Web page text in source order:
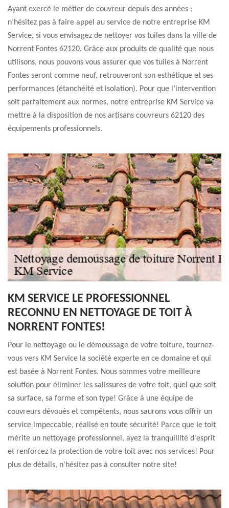
Ayant exercé le métier de couvreur depuis des années ;
n’hésitez pas à faire appel au service de notre entreprise KM
Service, si vous envisagez de nettoyer vos tuiles dans la ville de
Norrent Fontes 62120. Grâce aux produits de qualité que nous
utilisons, nous pouvons vous assurer que vos tuiles à Norrent
Fontes seront comme neuf, retrouveront son esthétique et ses
performances (étanchéité et isolation). Pour que l’intervention
soit parfaitement aux normes, notre entreprise KM Service va
mettre à la disposition de nos artisans couvreurs 62120 des
équipements professionnels.
KM SERVICE LE PROFESSIONNEL
RECONNU EN NETTOYAGE DE TOIT À
NORRENT FONTES!
Pour le nettoyage ou le démoussage de votre toiture, tournez-
vous vers KM Service la société experte en ce domaine et qui
est basée à Norrent Fontes. Nous sommes votre meilleure
solution pour éliminer les salissures de votre toit, quel que soit
sa surface, sa forme et son type! Grâce à une équipe de
couvreurs dévoués et compétents, nous saurons vous offrir un
service impeccable, réalisé en toute sécurité! Parce que le toit
mérite un nettoyage professionnel, ayez la tranquillité d'esprit
et renforcez la protection de votre toit avec nos services! Pour
plus de détails, n'hésitez pas à consulter notre site!